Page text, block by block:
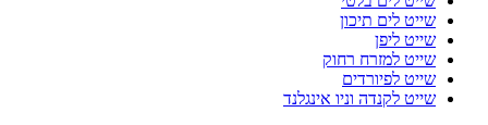
שייט לים תיכון
שייט ליפן
שייט למזרח רחוק
שייט לפיורדים
שייט לקנדה וניו אינגלנד